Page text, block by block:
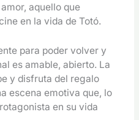
aquello que
en la vida de Totó.
para poder volver y
es amable, abierto. La
y disfruta del regalo
escena emotiva que, lo
en su vida